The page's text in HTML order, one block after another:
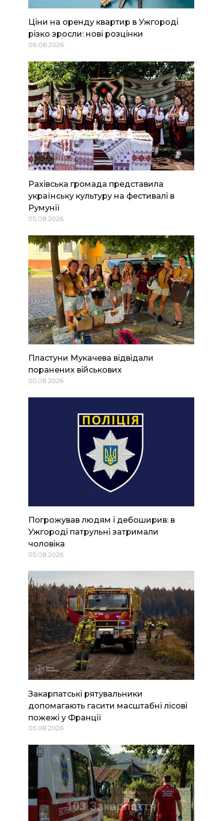
Ціни на оренду квартир в Ужгороді
різко зросли: нові розцінки
06.08.2026
Рахівська громада представила
українську культуру на фестивалі в
Румунії
05.08.2026
Пластуни Мукачева відвідали
поранених військових
05.08.2026
Погрожував людям і дебоширив: в
Ужгороді патрульні затримали
чоловіка
05.08.2026
Закарпатські рятувальники
допомагають гасити масштабні лісові
пожежі у Франції
05.08.2026